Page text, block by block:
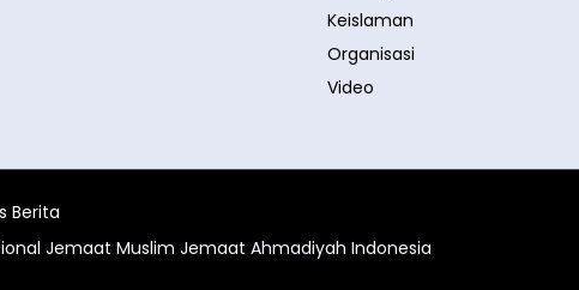
Keislaman
Organisasi
Video
Berita
Jemaat Muslim Jemaat Ahmadiyah Indonesia